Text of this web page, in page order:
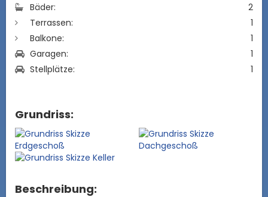
Bäder:
2
Terrassen:
1
Balkone:
1
Garagen:
1
Stellplätze:
1
Grundriss:
Beschreibung: